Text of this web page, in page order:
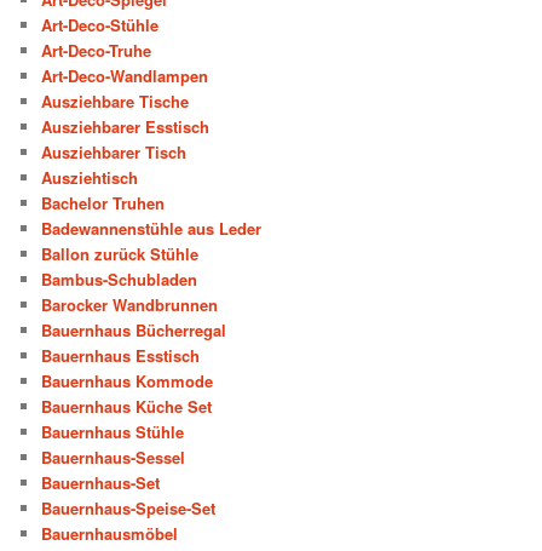
Art-Deco-Stühle
Art-Deco-Truhe
Art-Deco-Wandlampen
Ausziehbare Tische
Ausziehbarer Esstisch
Ausziehbarer Tisch
Ausziehtisch
Bachelor Truhen
Badewannenstühle aus Leder
Ballon zurück Stühle
Bambus-Schubladen
Barocker Wandbrunnen
Bauernhaus Bücherregal
Bauernhaus Esstisch
Bauernhaus Kommode
Bauernhaus Küche Set
Bauernhaus Stühle
Bauernhaus-Sessel
Bauernhaus-Set
Bauernhaus-Speise-Set
Bauernhausmöbel